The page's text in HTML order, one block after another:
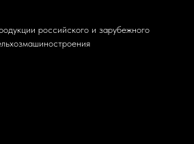
российского и зарубежного